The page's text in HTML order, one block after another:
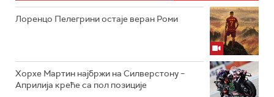
Лоренцо Пелегрини остаје веран Роми
Хорхе Мартин најбржи на Силверстону –
Априлија креће са пол позиције